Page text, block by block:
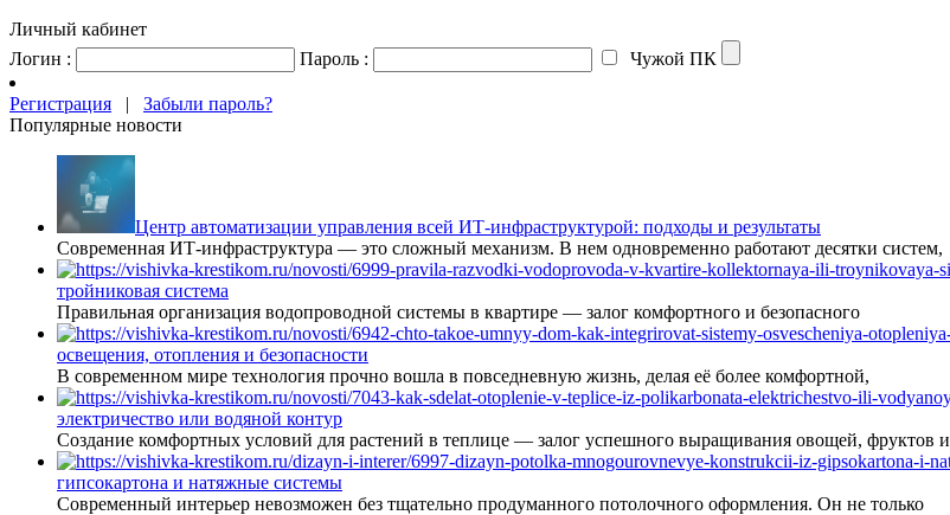
Личный кабинет
Логин :
Пароль : Чужой ПК
Регистрация | Забыли пароль?
Популярные новости
Центр автоматизации управления всей ИТ-инфраструктурой: подходы и результаты
Современная ИТ-инфраструктура — это сложный механизм. В нем одновременно работают десятки систем,
тройниковая система
Правильная организация водопроводной системы в квартире — залог комфортного и безопасного
освещения, отопления и безопасности
В современном мире технология прочно вошла в повседневную жизнь, делая её более комфортной,
электричество или водяной контур
Создание комфортных условий для растений в теплице — залог успешного выращивания овощей, фруктов и
гипсокартона и натяжные системы
Современный интерьер невозможен без тщательно продуманного потолочного оформления. Он не только